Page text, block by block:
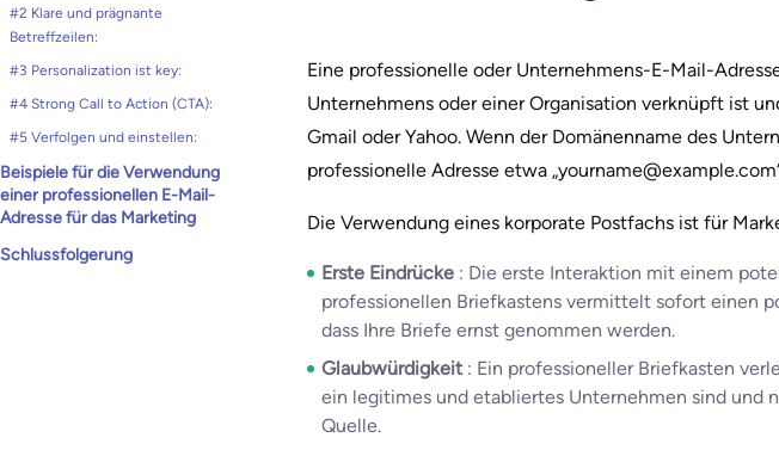
#2 Klare und prägnante
Betreffzeilen:
#3 Personalizat͏ion ist ͏key:
#4 Stron͏g ͏Call to Action (CTA):
#5 Verfolgen und einstellen:
Beispiele für die Verwendung
einer professionellen E-Mail-
Adresse für das Marketing
Schlussfolgerung
Eine professionelle oder Unternehmens-E-Mail-
Unternehmens oder einer Organisation verknüpft ist
Gmail oder Yahoo. Wenn der Domänenname des
professionelle Adresse etwa
Die Verwendung eines ko͏rpora͏te Postfachs ist für
Erste Eindrücke : Die erste Interaktion mit einem
professionellen Briefkastens vermittelt sofort einen
dass Ihre Briefe ernst genommen werden.
Glaubwürdigkeit : Ein professioneller Briefkasten
ein legitimes und etabliertes Unternehmen sind und
Quelle.